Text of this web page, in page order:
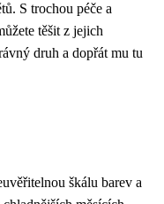
S trochou péče a
těšit z jejich
druh a dopřát mu tu
škálu barev a